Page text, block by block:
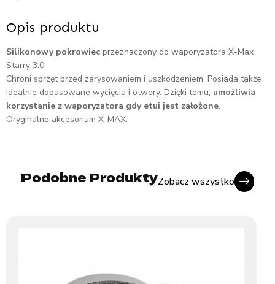
Opis produktu
Silikonowy pokrowiec przeznaczony do waporyzatora X-Max
Starry 3.0
Chroni sprzęt przed zarysowaniem i uszkodzeniem. Posiada także
idealnie dopasowane wycięcia i otwory. Dzięki temu, umożliwia
korzystanie z waporyzatora gdy etui jest założone.
Oryginalne akcesorium X-MAX.
Podobne ProduktyZobacz wszystko